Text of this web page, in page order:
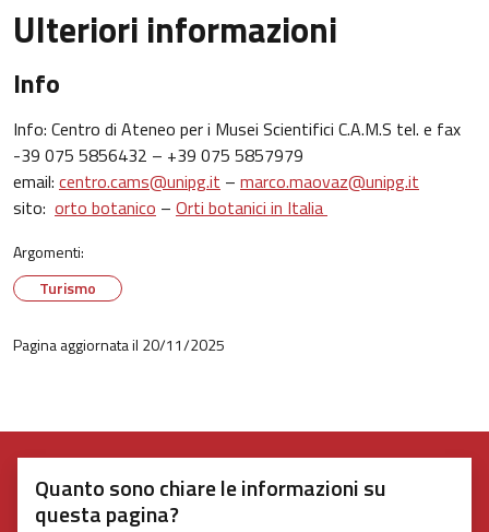
Ulteriori informazioni
Info
Info: Centro di Ateneo per i Musei Scientifici C.A.M.S tel. e fax
-39 075 5856432 – +39 075 5857979
email: centro.cams@unipg.it – marco.maovaz@unipg.it
sito: orto botanico – Orti botanici in Italia
Argomenti:
Turismo
Pagina aggiornata il 20/11/2025
Quanto sono chiare le informazioni su
questa pagina?